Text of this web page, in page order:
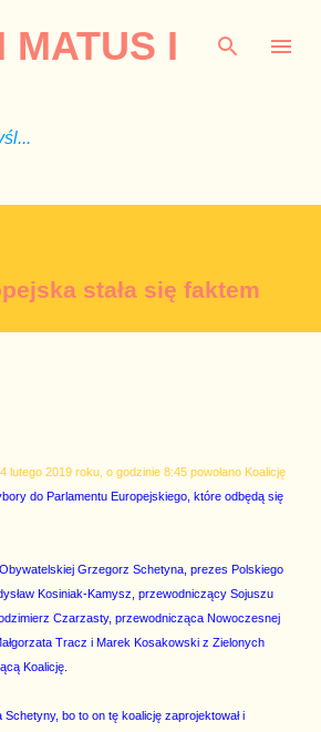
MATUS I
stała się faktem
lutego 2019 roku, o godzinie 8:45 powołano Koalicję
do Parlamentu Europejskiego, które odbędą się
Grzegorz Schetyna, prezes Polskiego
Kosiniak-Kamysz, przewodniczący Sojuszu
Czarzasty, przewodnicząca Nowoczesnej
Tracz i Marek Kosakowski z Zielonych
Koalicję.
bo to on tę koalicję zaprojektował i